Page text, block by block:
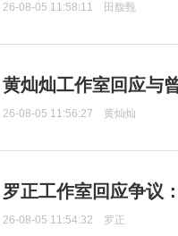
26-08-05 11:58:11 田馥甄
黄灿灿工作室回应与
26-08-05 11:56:27 黄灿灿
罗正工作室回应争议
26-08-05 11:54:32 罗正